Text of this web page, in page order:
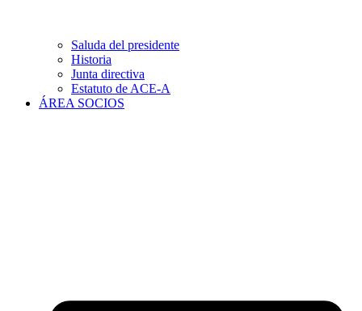
Saluda del presidente
Historia
Junta directiva
Estatuto de ACE-A
ÁREA SOCIOS